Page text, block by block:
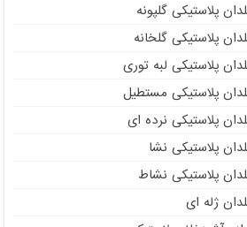
پلاستیکی گلپونه
پلاستیکی گلخانه
پلاستیکی لبه توری
پلاستیکی مستطیل
پلاستیکی نرده ای
پلاستیکی نشا
پلاستیکی نشاط
ژله ای